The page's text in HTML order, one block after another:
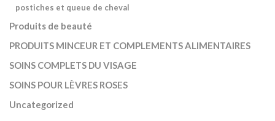
postiches et queue de cheval
Produits de beauté
PRODUITS MINCEUR ET COMPLEMENTS ALIMENTAIRES
SOINS COMPLETS DU VISAGE
SOINS POUR LÈVRES ROSES
Uncategorized